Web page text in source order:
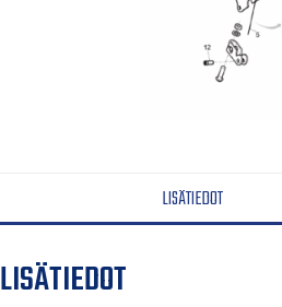
LISÄTIEDOT
LISÄTIEDOT